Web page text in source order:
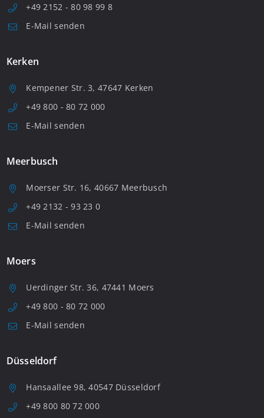
+49 2152 - 80 98 99 8
E-Mail senden
Kerken
Kempener Str. 3, 47647 Kerken
+49 800 - 80 72 000
E-Mail senden
Meerbusch
Moerser Str. 16, 40667 Meerbusch
+49 2132 - 93 23 0
E-Mail senden
Moers
Uerdinger Str. 36, 47441 Moers
+49 800 - 80 72 000
E-Mail senden
Düsseldorf
Hansaallee 98, 40547 Düsseldorf
+49 800 80 72 000